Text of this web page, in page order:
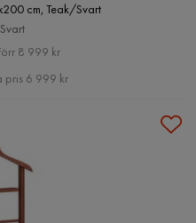
cm, Teak/Svart
8 999 kr
pris 6 999 kr